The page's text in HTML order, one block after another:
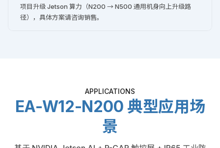
项目升级 Jetson 算力（N200 → N500 通用机身向上升级路
径），具体方案请咨询销售。
APPLICATIONS
EA-W12-N200 典型应用场
景